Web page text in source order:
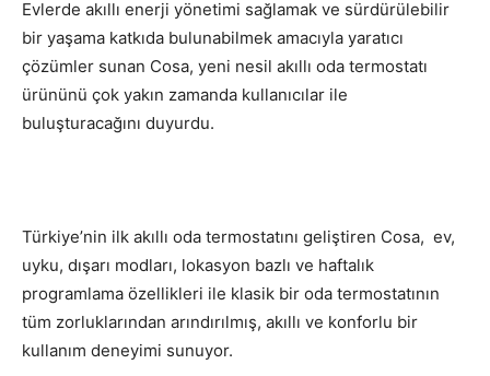
Evlerde akıllı enerji yönetimi sağlamak ve sürdürülebilir
bir yaşama katkıda bulunabilmek amacıyla yaratıcı
çözümler sunan Cosa, yeni nesil akıllı oda termostatı
ürününü çok yakın zamanda kullanıcılar ile
buluşturacağını duyurdu.
Türkiye’nin ilk akıllı oda termostatını geliştiren Cosa, ev,
uyku, dışarı modları, lokasyon bazlı ve haftalık
programlama özellikleri ile klasik bir oda termostatının
tüm zorluklarından arındırılmış, akıllı ve konforlu bir
kullanım deneyimi sunuyor.